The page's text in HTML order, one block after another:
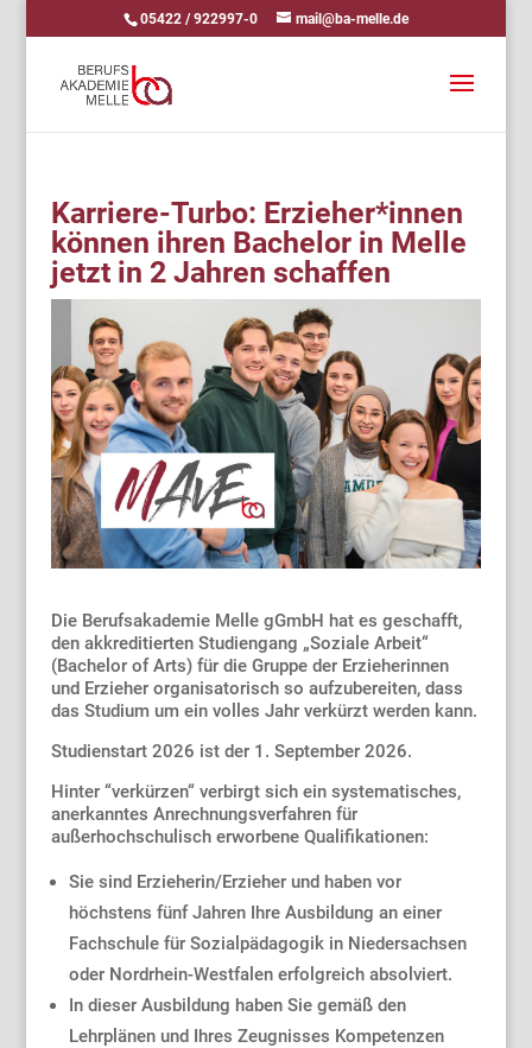
05422 / 922997-0 mail@ba-melle.de
Karriere-Turbo: Erzieher*innen
können ihren Bachelor in Melle
jetzt in 2 Jahren schaffen
Die Berufsakademie Melle gGmbH hat es geschafft,
den akkreditierten Studiengang „Soziale Arbeit“
(Bachelor of Arts) für die Gruppe der Erzieherinnen
und Erzieher organisatorisch so aufzubereiten, dass
das Studium um ein volles Jahr verkürzt werden kann.
Studienstart 2026 ist der 1. September 2026.
Hinter “verkürzen“ verbirgt sich ein systematisches,
anerkanntes Anrechnungsverfahren für
außerhochschulisch erworbene Qualifikationen:
Sie sind Erzieherin/Erzieher und haben vor
höchstens fünf Jahren Ihre Ausbildung an einer
Fachschule für Sozialpädagogik in Niedersachsen
oder Nordrhein-Westfalen erfolgreich absolviert.
In dieser Ausbildung haben Sie gemäß den
Lehrplänen und Ihres Zeugnisses Kompetenzen